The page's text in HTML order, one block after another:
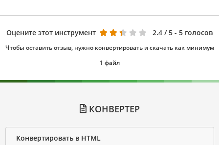
Оцените этот инструмент 2.4 / 5 - 5 голосов
Чтобы оставить отзыв, нужно конвертировать и скачать как минимум
1 файл
КОНВЕРТЕР
Конвертировать в HTML